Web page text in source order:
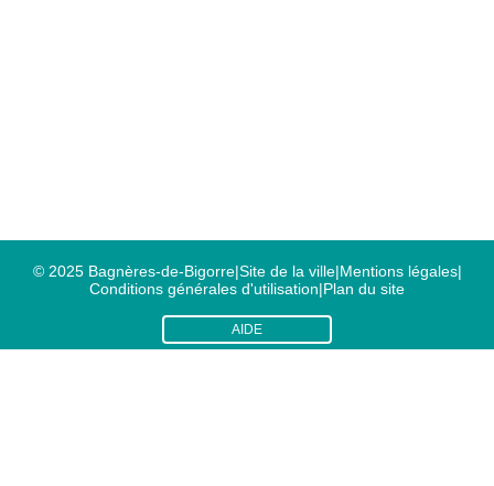
© 2025 Bagnères-de-Bigorre|Site de la ville|Mentions légales|
Conditions générales d'utilisation|Plan du site
AIDE